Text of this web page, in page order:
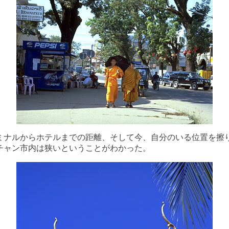
ナルからホテルまでの距離、そして今、自分のいる位置を擦
ャン市内は狭いということがわかった。